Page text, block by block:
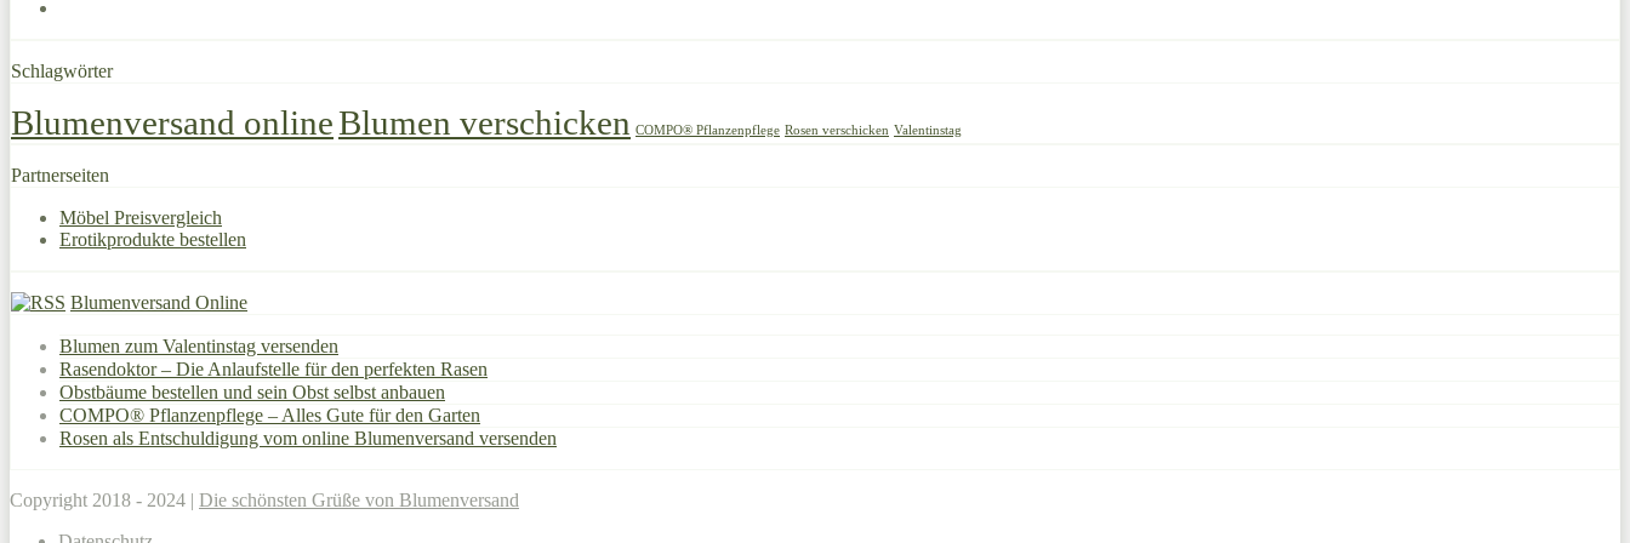
Schlagwörter
Blumenversand onlineBlumen verschicken COMPO® Pflanzenpflege Rosen verschicken Valentinstag
Partnerseiten
Möbel Preisvergleich
Erotikprodukte bestellen
Blumenversand Online
Blumen zum Valentinstag versenden
Rasendoktor – Die Anlaufstelle für den perfekten Rasen
Obstbäume bestellen und sein Obst selbst anbauen
COMPO® Pflanzenpflege – Alles Gute für den Garten
Rosen als Entschuldigung vom online Blumenversand versenden
Copyright 2018 - 2024 | Die schönsten Grüße von Blumenversand